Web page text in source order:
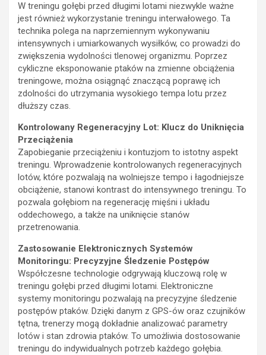
W treningu gołębi przed długimi lotami niezwykle ważne
jest również wykorzystanie treningu interwałowego. Ta
technika polega na naprzemiennym wykonywaniu
intensywnych i umiarkowanych wysiłków, co prowadzi do
zwiększenia wydolności tlenowej organizmu. Poprzez
cykliczne eksponowanie ptaków na zmienne obciążenia
treningowe, można osiągnąć znaczącą poprawę ich
zdolności do utrzymania wysokiego tempa lotu przez
dłuższy czas.
Kontrolowany Regeneracyjny Lot: Klucz do Uniknięcia
Przeciążenia
Zapobieganie przeciążeniu i kontuzjom to istotny aspekt
treningu. Wprowadzenie kontrolowanych regeneracyjnych
lotów, które pozwalają na wolniejsze tempo i łagodniejsze
obciążenie, stanowi kontrast do intensywnego treningu. To
pozwala gołębiom na regenerację mięśni i układu
oddechowego, a także na uniknięcie stanów
przetrenowania.
Zastosowanie Elektronicznych Systemów
Monitoringu: Precyzyjne Śledzenie Postępów
Współczesne technologie odgrywają kluczową rolę w
treningu gołębi przed długimi lotami. Elektroniczne
systemy monitoringu pozwalają na precyzyjne śledzenie
postępów ptaków. Dzięki danym z GPS-ów oraz czujników
tętna, trenerzy mogą dokładnie analizować parametry
lotów i stan zdrowia ptaków. To umożliwia dostosowanie
treningu do indywidualnych potrzeb każdego gołębia.